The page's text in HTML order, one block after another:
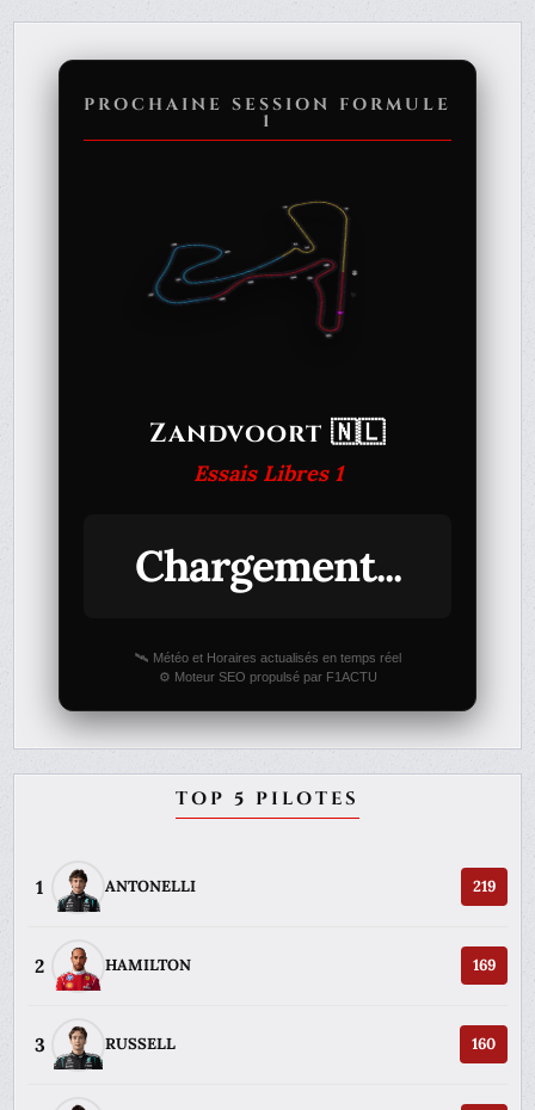
PROCHAINE SESSION FORMULE
1
Zandvoort 🇳🇱
Essais Libres 1
Chargement...
🛰️ Météo et Horaires actualisés en temps réel
⚙️ Moteur SEO propulsé par F1ACTU
TOP 5 PILOTES
1 ANTONELLI 219
2 HAMILTON 169
3 RUSSELL 160